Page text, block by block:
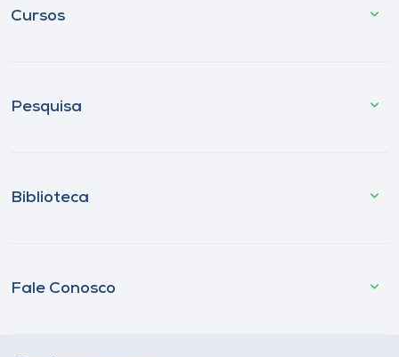
Cursos
Pesquisa
Biblioteca
Fale Conosco